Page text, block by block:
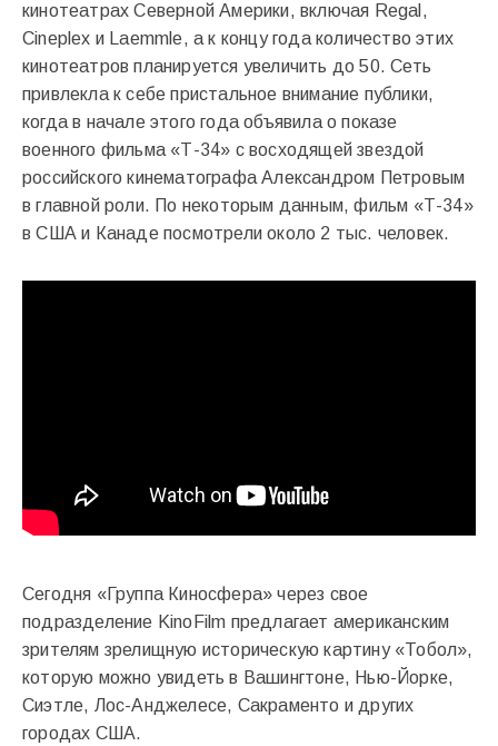
кинотеатрах Северной Америки, включая Regal,
Cineplex и Laemmle, а к концу года количество этих
кинотеатров планируется увеличить до 50. Сеть
привлекла к себе пристальное внимание публики,
когда в начале этого года объявила о показе
военного фильма «Т-34» с восходящей звездой
российского кинематографа Александром Петровым
в главной роли. По некоторым данным, фильм «Т-34»
в США и Канаде посмотрели около 2 тыс. человек.
Сегодня «Группа Киносфера» через свое
подразделение KinoFilm предлагает американским
зрителям зрелищную историческую картину «Тобол»,
которую можно увидеть в Вашингтоне, Нью-Йорке,
Сиэтле, Лос-Анджелесе, Сакраменто и других
городах США.